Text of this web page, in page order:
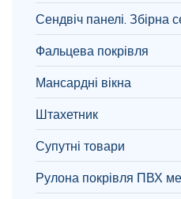
Сендвіч панелі. Збірна
Фальцева покрівля
Мансардні вікна
Штахетник
Супутні товари
Рулона покрівля ПВХ